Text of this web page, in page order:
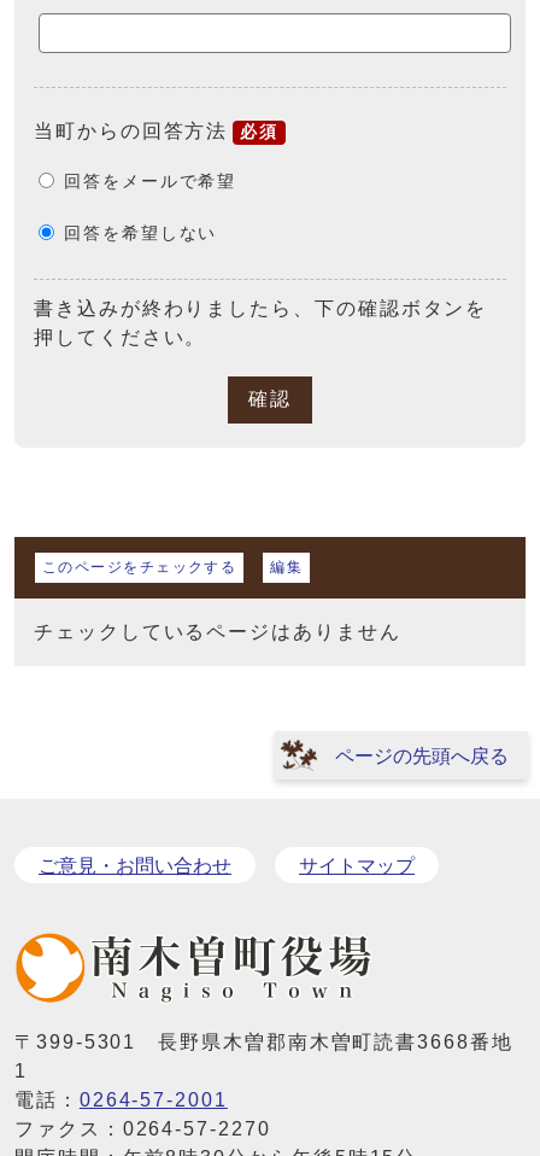
当町からの回答方法 必須
回答をメールで希望
回答を希望しない
書き込みが終わりましたら、下の確認ボタンを
押してください。
確認
マイページ
このページをチェックする 編集
チェックしているページはありません
ページの先頭へ戻る
ご意見・お問い合わせ サイトマップ
〒399-5301 長野県木曽郡南木曽町読書3668番地
1
電話： 0264-57-2001
ファクス：0264-57-2270